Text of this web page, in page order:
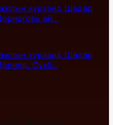
ажлын хүрээнд Шадар
ай...
ажлын хүрээнд Шадар
Сүхб...